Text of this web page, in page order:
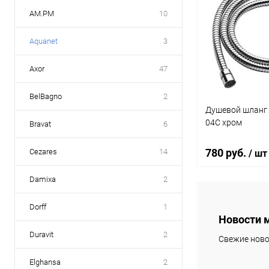
AM.PM 10
Aquanet 3
Axor 47
BelBagno 2
Bravat 6
Cezares 14
Damixa 2
Dorff 1
Duravit 2
Elghansa 2
Душевой шланг
04C хром
780 руб. / шт
Купить в 1 клик
Новости
Свежие